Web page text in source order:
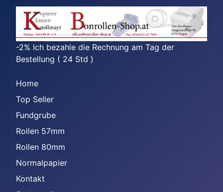
-2% Ich bezahle die Rechnung am Tag der
Bestellung ( 24 Std )
Home
Top Seller
Fundgrube
Rollen 57mm
Rollen 80mm
Normalpapier
Kontakt